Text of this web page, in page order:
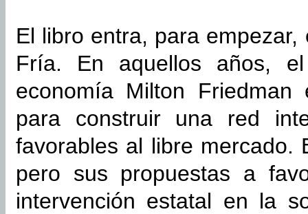
El libro entra, para
Fría. En aquellos años,
economía Milton
para construir una red
favorables al libre mercado.
pero sus propuestas a
intervención estatal en la